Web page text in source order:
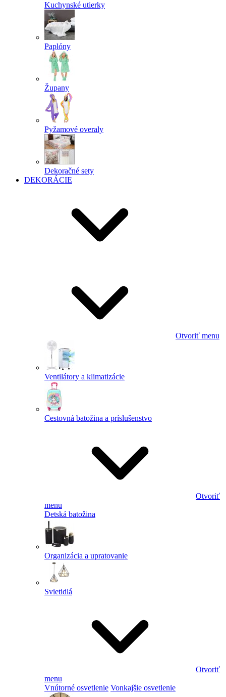
Kuchynské utierky
Paplóny
Župany
Pyžamové overaly
Dekoračné sety
DEKORÁCIE
Otvoriť menu
Ventilátory a klimatizácie
Cestovná batožina a príslušenstvo
Otvoriť
menu
Detská batožina
Organizácia a upratovanie
Svietidlá
Otvoriť
menu
Vnútorné osvetlenie Vonkajšie osvetlenie